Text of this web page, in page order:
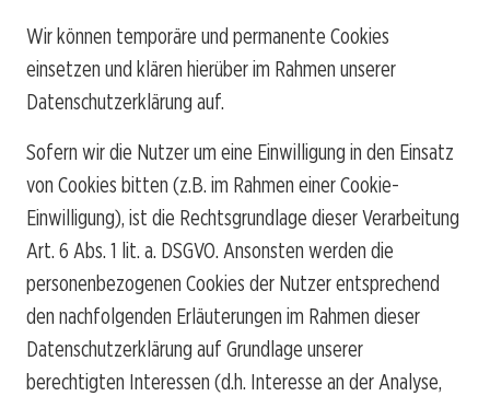
Wir können temporäre und permanente Cookies
einsetzen und klären hierüber im Rahmen unserer
Datenschutzerklärung auf.
Sofern wir die Nutzer um eine Einwilligung in den Einsatz
von Cookies bitten (z.B. im Rahmen einer Cookie-
Einwilligung), ist die Rechtsgrundlage dieser Verarbeitung
Art. 6 Abs. 1 lit. a. DSGVO. Ansonsten werden die
personenbezogenen Cookies der Nutzer entsprechend
den nachfolgenden Erläuterungen im Rahmen dieser
Datenschutzerklärung auf Grundlage unserer
berechtigten Interessen (d.h. Interesse an der Analyse,